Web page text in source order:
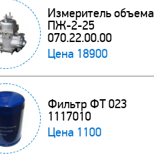
Измеритель объема
ПЖ-2-25
070.22.00.00
Цена 18900
Фильтр ФТ 023
1117010
Цена 1100